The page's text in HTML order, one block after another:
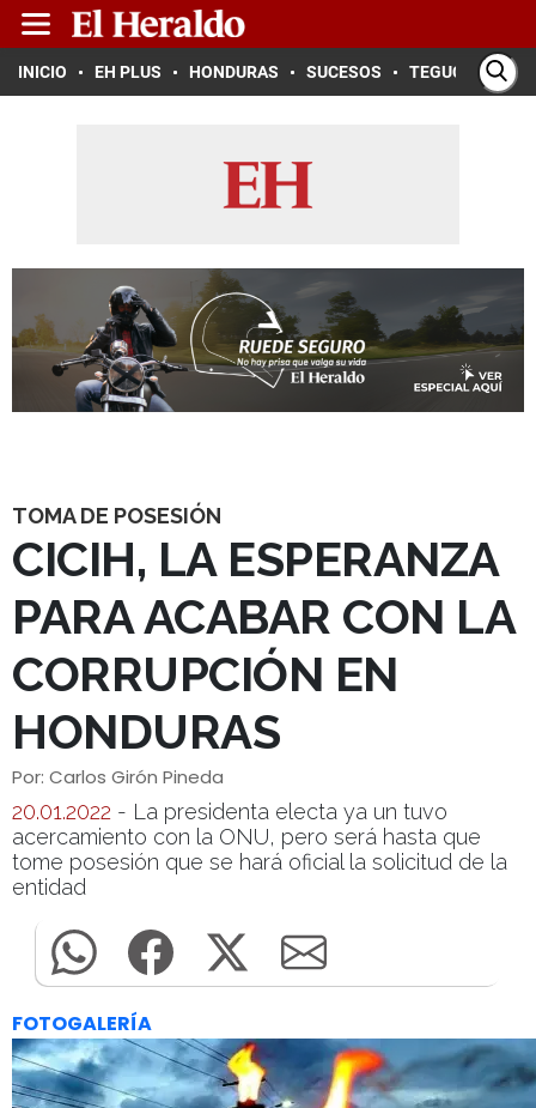
INICIO EH PLUS HONDURAS SUCESOS TEGUCIGALPA
TOMA DE POSESIÓN
CICIH, LA ESPERANZA
PARA ACABAR CON LA
CORRUPCIÓN EN
HONDURAS
Por: Carlos Girón Pineda
20.01.2022 - La presidenta electa ya un tuvo
acercamiento con la ONU, pero será hasta que
tome posesión que se hará oficial la solicitud de la
entidad
FOTOGALERÍA